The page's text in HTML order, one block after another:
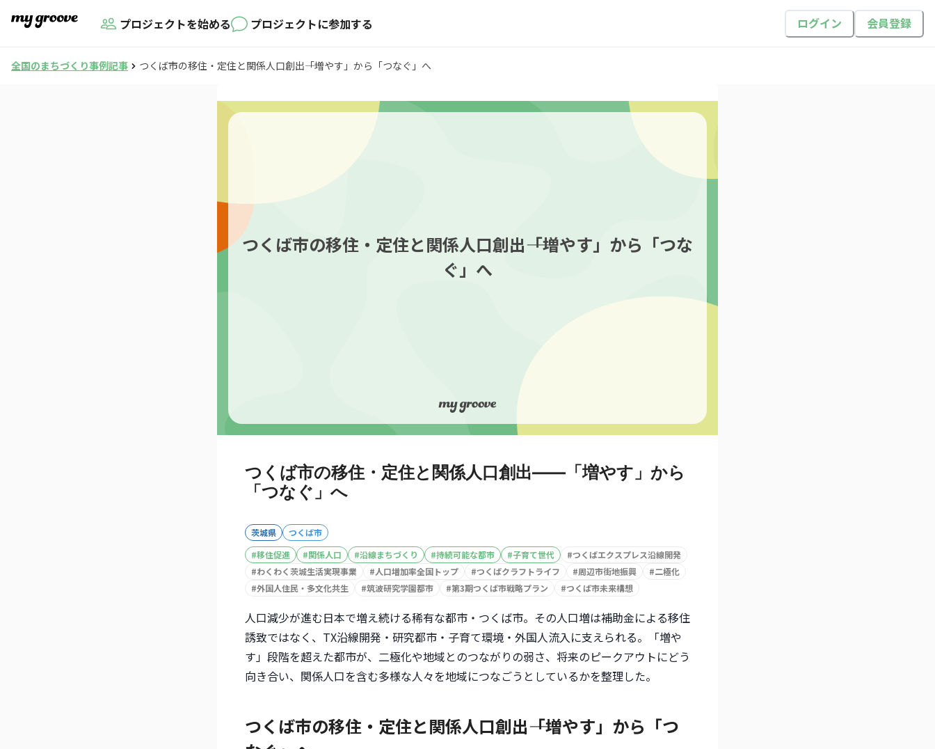
プロジェクトを始める プロジェクトに参加する ログイン 会員登録
全国のまちづくり事例記事 つくば市の移住・定住と関係人口創出――「増やす」から「つなぐ」へ
つくば市の移住・定住と関係人口創出――「増やす」から「つな
ぐ」へ
つくば市の移住・定住と関係人口創出――「増やす」から
「つなぐ」へ
茨城県
つくば市
#移住促進 #関係人口 #沿線まちづくり #持続可能な都市 #子育て世代 #つくばエクスプレス沿線開発
#わくわく茨城生活実現事業 #人口増加率全国トップ #つくばクラフトライフ #周辺市街地振興 #二極化
#外国人住民・多文化共生 #筑波研究学園都市 #第3期つくば市戦略プラン #つくば市未来構想
人口減少が進む日本で増え続ける稀有な都市・つくば市。その人口増は補助金による移住
誘致ではなく、TX沿線開発・研究都市・子育て環境・外国人流入に支えられる。「増や
す」段階を超えた都市が、二極化や地域とのつながりの弱さ、将来のピークアウトにどう
向き合い、関係人口を含む多様な人々を地域につなごうとしているかを整理した。
つくば市の移住・定住と関係人口創出――「増やす」から「つ